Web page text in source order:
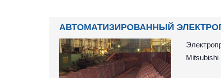
АВТОМАТИЗИРОВАННЫЙ
Mitsubishi